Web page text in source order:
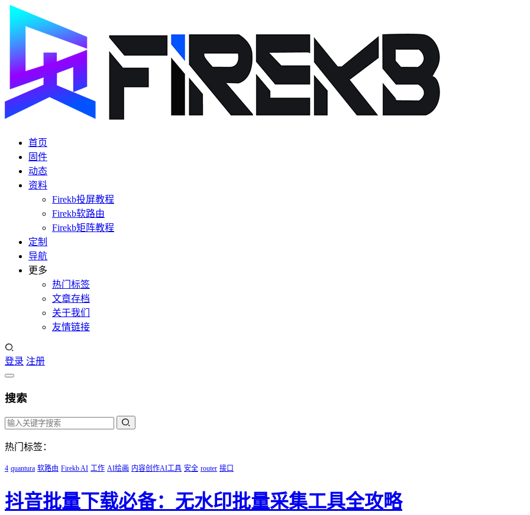
首页
固件
动态
资料
Firekb投屏教程
Firekb软路由
Firekb矩阵教程
定制
导航
更多
热门标签
文章存档
关于我们
友情链接
登录 注册
搜索
热门标签：
4 quantura 软路由 Firekb AI 工作 AI绘画 内容创作AI工具 安全 router 接口
抖音批量下载必备：无水印批量采集工具全攻略